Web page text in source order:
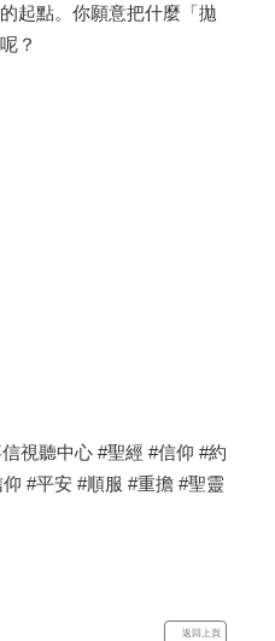
起點。你願意把什麼「拋
？
視聽中心 #聖經 #信仰 #約
#平安 #順服 #重擔 #聖靈
返回上頁